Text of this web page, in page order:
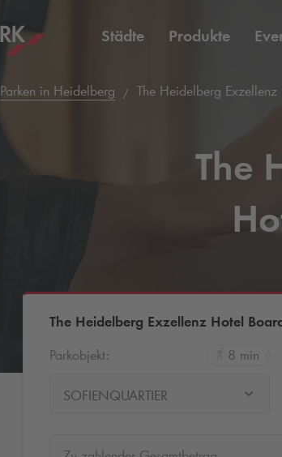
Städte Produkte
Parken in Heidelberg The Heidelberg
The
The Heidelberg Exzellenz Hotel
Parkobjekt:
8 min
SOFIENQUARTIER